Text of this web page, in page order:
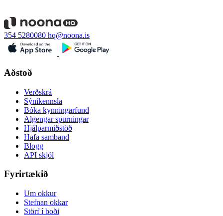
354 5280080 hq@noona.is
Aðstoð
Verðskrá
Sýnikennsla
Bóka kynningarfund
Algengar spurningar
Hjálparmiðstöð
Hafa samband
Blogg
API skjöl
Fyrirtækið
Um okkur
Stefnan okkar
Störf í boði